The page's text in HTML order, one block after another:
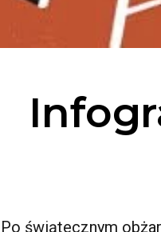
Po świątecznym